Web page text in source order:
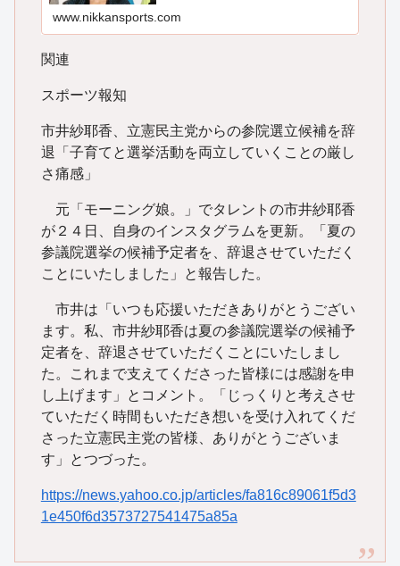
www.nikkansports.com
関連
スポーツ報知
市井紗耶香、立憲民主党からの参院選立候補を辞
退「子育てと選挙活動を両立していくことの厳し
さ痛感」
元「モーニング娘。」でタレントの市井紗耶香
が２４日、自身のインスタグラムを更新。「夏の
参議院選挙の候補予定者を、辞退させていただく
ことにいたしました」と報告した。
市井は「いつも応援いただきありがとうござい
ます。私、市井紗耶香は夏の参議院選挙の候補予
定者を、辞退させていただくことにいたしまし
た。これまで支えてくださった皆様には感謝を申
し上げます」とコメント。「じっくりと考えさせ
ていただく時間もいただき想いを受け入れてくだ
さった立憲民主党の皆様、ありがとうございま
す」とつづった。
https://news.yahoo.co.jp/articles/fa816c89061f5d3
1e450f6d3573727541475a85a